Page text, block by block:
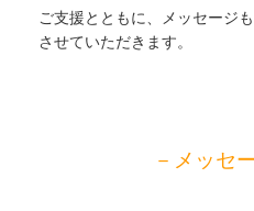
ご支援とともに、メッセージ
させていただきます。
－メッセ